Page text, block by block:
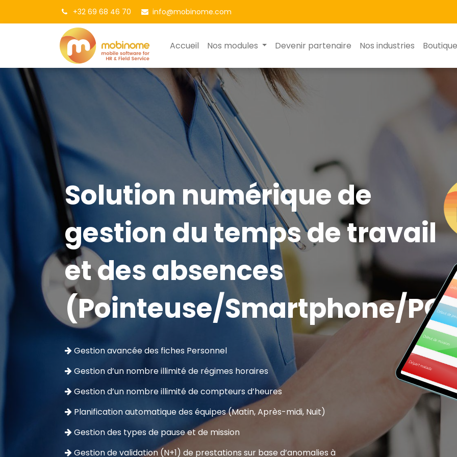
+32 69 68 46 70 info@mobinome.com
Accueil Nos modules Devenir partenaire Nos industries
Solution numérique de
gestion du temps de travail
et des absences
(Pointeuse/Smartphone/PC)
Gestion avancée des fiches Personnel
Gestion d’un nombre illimité de régimes horaires
Gestion d’un nombre illimité de compteurs d’heures
Planification automatique des équipes (Matin, Après-midi, Nuit)
Gestion des types de pause et de mission
Gestion de validation (N+1) de prestations sur base d’anomalies à